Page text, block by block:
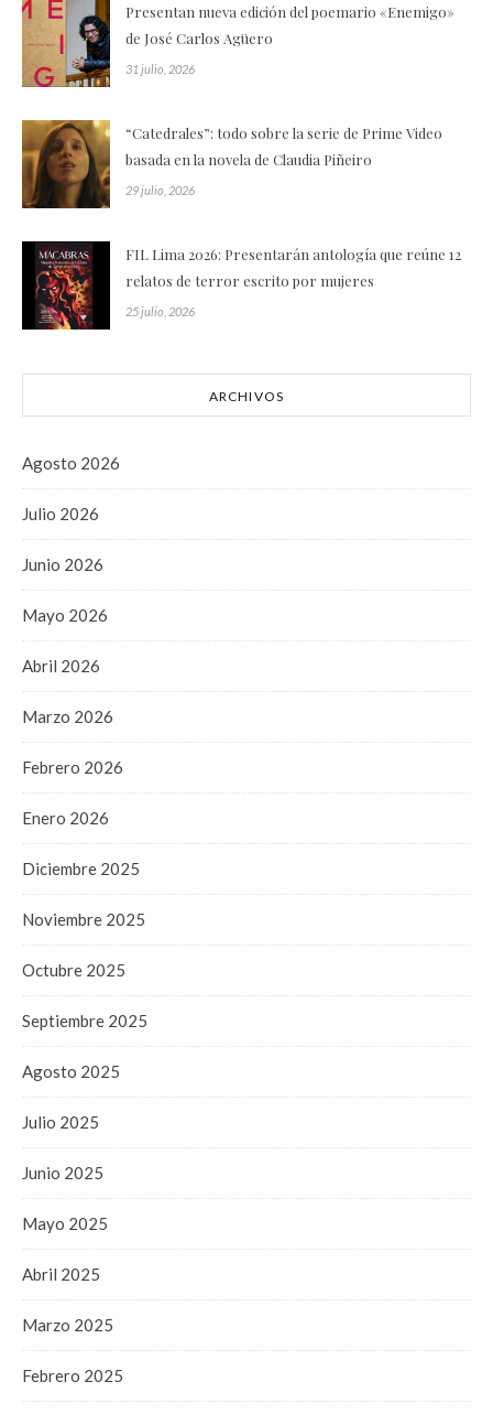
Presentan nueva edición del poemario «Enemigo»
de José Carlos Agüero
31 julio, 2026
“Catedrales”: todo sobre la serie de Prime Video
basada en la novela de Claudia Piñeiro
29 julio, 2026
FIL Lima 2026: Presentarán antología que reúne 12
relatos de terror escrito por mujeres
25 julio, 2026
ARCHIVOS
Agosto 2026
Julio 2026
Junio 2026
Mayo 2026
Abril 2026
Marzo 2026
Febrero 2026
Enero 2026
Diciembre 2025
Noviembre 2025
Octubre 2025
Septiembre 2025
Agosto 2025
Julio 2025
Junio 2025
Mayo 2025
Abril 2025
Marzo 2025
Febrero 2025